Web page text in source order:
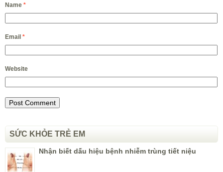
Name *
Email *
Website
SỨC KHỎE TRẺ EM
Nhận biết dấu hiệu bệnh nhiễm trùng tiết niệu